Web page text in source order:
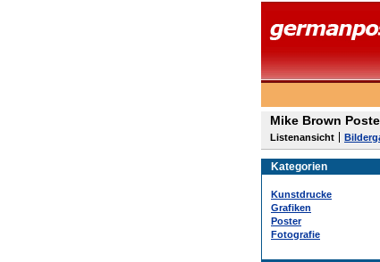
Mike Brown
Listenansicht
Kategorien
Kunstdrucke
Grafiken
Poster
Fotografie